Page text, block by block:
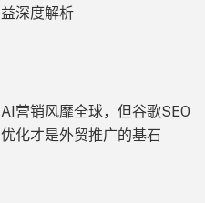
益深度解析
AI营销风靡全球，但谷歌SEO
优化才是外贸推广的基石